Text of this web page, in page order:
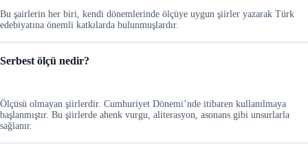
Bu şairlerin her biri, kendi dönemlerinde ölçüye uygun şiirler yazarak Türk
edebiyatına önemli katkılarda bulunmuşlardır.
Serbest ölçü nedir?
Ölçüsü olmayan şiirlerdir. Cumhuriyet Dönemi’nde itibaren kullanılmaya
başlanmıştır. Bu şiirlerde ahenk vurgu, aliterasyon, asonans gibi unsurlarla
sağlanır.